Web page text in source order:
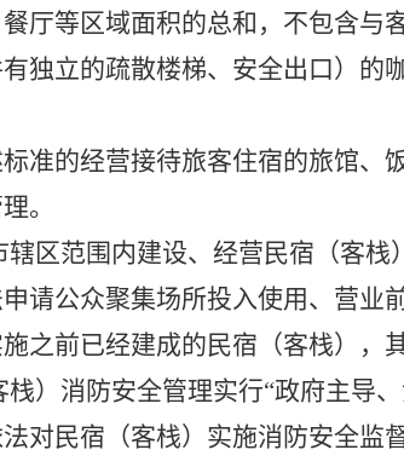
厅等区域面积的总和，不包含
独立的疏散楼梯、安全出口）
准的经营接待旅客住宿的旅馆、
。
辖区范围内建设、经营民宿（客
请公众聚集场所投入使用、营业
之前已经建成的民宿（客栈），
栈）消防安全管理实行“政府主导
对民宿（客栈）实施消防安全监